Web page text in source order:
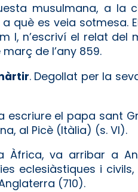
musulmana, a la
què es veia sotmesa.
I, n’escriví el relat
de l’any 859.
. Degollat per la
escriure el papa sant
al Picè (Itàlia) (s. VI).
Àfrica, va arribar a
eclesiàstiques i
(710).